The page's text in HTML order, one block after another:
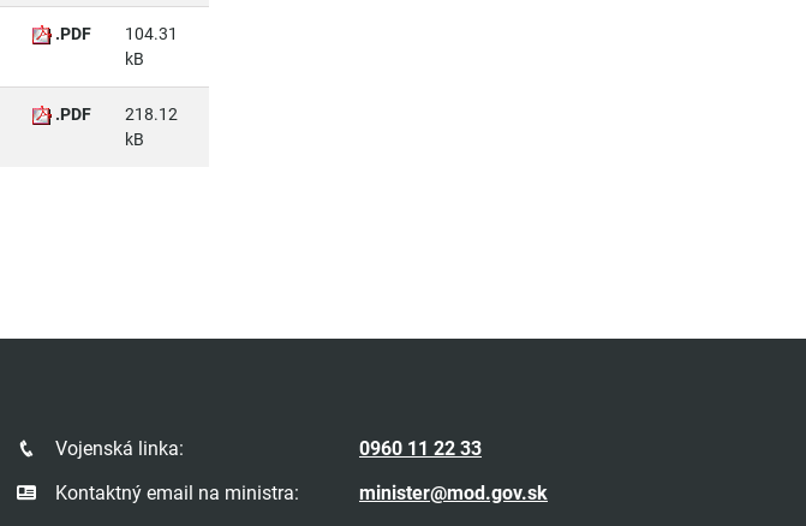
.PDF
104.31
kB
.PDF
218.12
kB
Vojenská linka:
0960 11 22 33
Kontaktný email na ministra:
minister@mod.gov.sk